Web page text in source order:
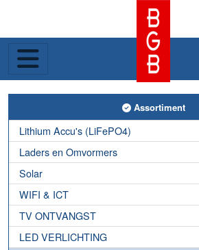
Toggle Assortiment
Assortiment
Lithium Accu's (LiFePO4)
Laders en Omvormers
Solar
WIFI & ICT
TV ONTVANGST
LED VERLICHTING